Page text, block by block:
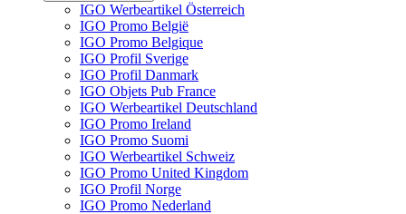
IGO Werbeartikel Österreich
IGO Promo België
IGO Promo Belgique
IGO Profil Sverige
IGO Profil Danmark
IGO Objets Pub France
IGO Werbeartikel Deutschland
IGO Promo Ireland
IGO Promo Suomi
IGO Werbeartikel Schweiz
IGO Promo United Kingdom
IGO Profil Norge
IGO Promo Nederland